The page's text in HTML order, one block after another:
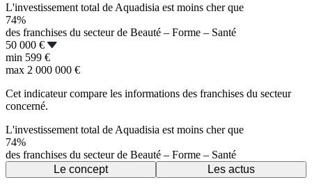
L'investissement total de Aquadisia est moins cher que
74%
des franchises du secteur de Beauté – Forme – Santé
50 000 €
min 599 €
max 2 000 000 €
Cet indicateur compare les informations des franchises du secteur
concerné.
L'investissement total de Aquadisia est moins cher que
74%
des franchises du secteur de Beauté – Forme – Santé
Le concept
Les actus